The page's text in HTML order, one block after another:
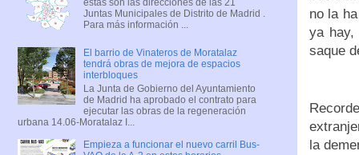
no la
ya hay,
saque
la
Juntas Municipales de Distrito de Madrid .
Para más información ...
El barrio de Vinateros de Moratalaz
tendrá obras de mejora de espacios
interbloques
La Junta de Gobierno del Ayuntamiento
de Madrid ha aprobado el contrato para
ejecutar las obras de la regeneración
urbana 14.06-Moratalaz I...
Empieza a funcionar el nuevo carril Bus-